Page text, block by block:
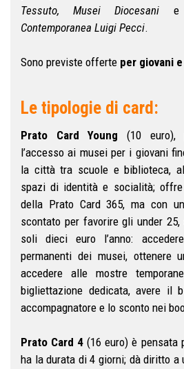
Tessuto, Musei Diocesani e
Contemporanea Luigi Pecci.
Sono previste offerte per giovani
Le tipologie di card:
Prato Card Young (10 euro),
l’accesso ai musei per i giovani
la città tra scuole e biblioteca,
spazi di identità e socialità;
della Prato Card 365, ma con
scontato per favorire gli under
soli dieci euro l’anno:
permanenti dei musei, ottenere
accedere alle mostre
bigliettazione dedicata, avere il
accompagnatore e lo sconto nei
Prato Card 4 (16 euro) è
ha la durata di 4 giorni; dà diritto a